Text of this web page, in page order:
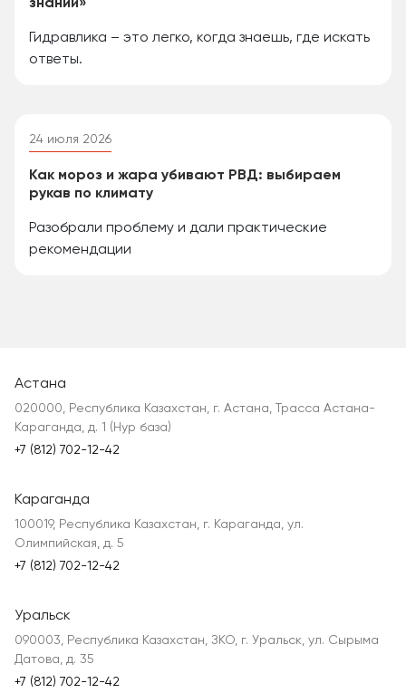
знаний»
Гидравлика – это легко, когда знаешь, где искать
ответы.
24 июля 2026
Как мороз и жара убивают РВД: выбираем
рукав по климату
Разобрали проблему и дали практические
рекомендации
Астана
020000, Республика Казахстан, г. Астана, Трасса Астана-
Караганда, д. 1 (Нур база)
+7 (812) 702-12-42
Караганда
100019, Республика Казахстан, г. Караганда, ул.
Олимпийская, д. 5
+7 (812) 702-12-42
Уральск
090003, Республика Казахстан, ЗКО, г. Уральск, ул. Сырыма
Датова, д. 35
+7 (812) 702-12-42